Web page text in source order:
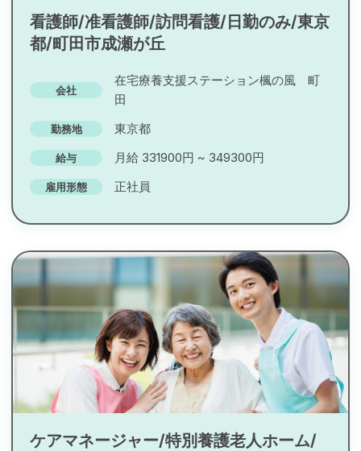
看護師/准看護師/訪問看護/日勤のみ/東京
都/町田市成瀬が丘
会社
在宅療養支援ステーション楓の風 町
田
勤務地 東京都
給与 月給 331900円 ~ 349300円
雇用形態 正社員
ケアマネージャー/特別養護老人ホーム/